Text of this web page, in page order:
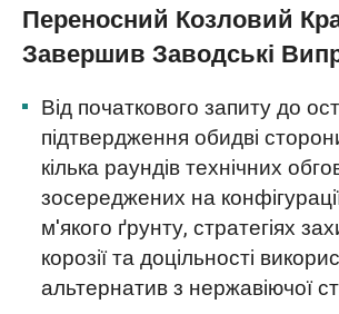
Переносний Козловий
Завершив Заводські
Від початкового запиту до
підтвердження обидві
кілька раундів технічних
зосереджених на
м'якого ґрунту, стратегіях
корозії та доцільності
альтернатив з нержавіючої